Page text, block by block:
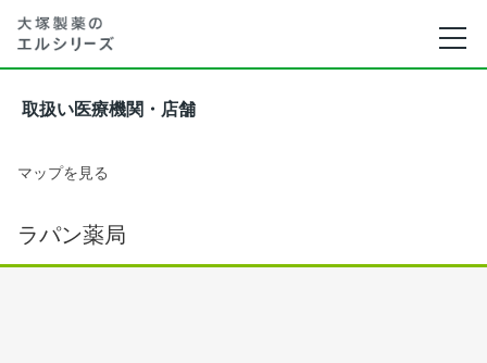
取扱い医療機関・店舗
マップを見る
ラパン薬局